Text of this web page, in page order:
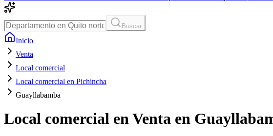
Buscar
Inicio
Venta
Local comercial
Local comercial en Pichincha
Guayllabamba
Local comercial en Venta en